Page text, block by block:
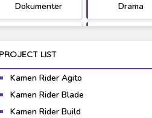
Dokumenter Drama
Kaiju
PROJECT LIST
Kamen Rider Agito
Kamen Rider Blade
Kamen Rider Build